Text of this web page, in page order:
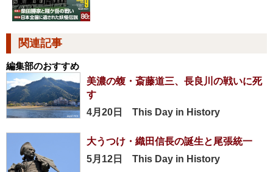
関連記事
編集部のおすすめ
美濃の蝮・斎藤道三、長良川の戦いに死
す
4月20日 This Day in History
大うつけ・織田信長の誕生と尾張統一
5月12日 This Day in History